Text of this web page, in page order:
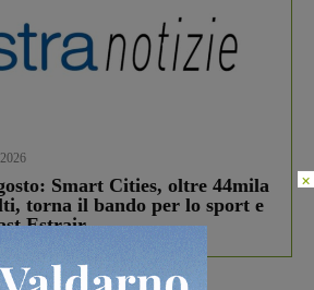
Smart Cities, oltre 44mila
torna il bando per lo sport e
Estrair
×